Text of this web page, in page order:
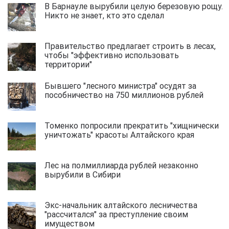
В Барнауле вырубили целую березовую рощу.
Никто не знает, кто это сделал
Правительство предлагает строить в лесах,
чтобы "эффективно использовать
территории"
Бывшего "лесного министра" осудят за
пособничество на 750 миллионов рублей
Томенко попросили прекратить "хищнически
уничтожать" красоты Алтайского края
Лес на полмиллиарда рублей незаконно
вырубили в Сибири
Экс-начальник алтайского лесничества
"рассчитался" за преступление своим
имуществом